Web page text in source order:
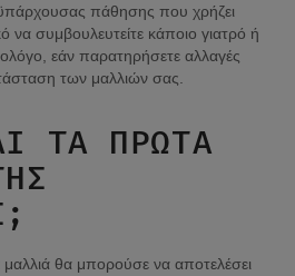
πάθησης που χρήζει
να συμβουλευτείτε κάποιο γιατρό ή
εάν παρατηρήσετε αλλαγές
των μαλλιών σας.
ΤΑ ΠΡΏΤΑ
θα μπορούσε να αποτελέσει